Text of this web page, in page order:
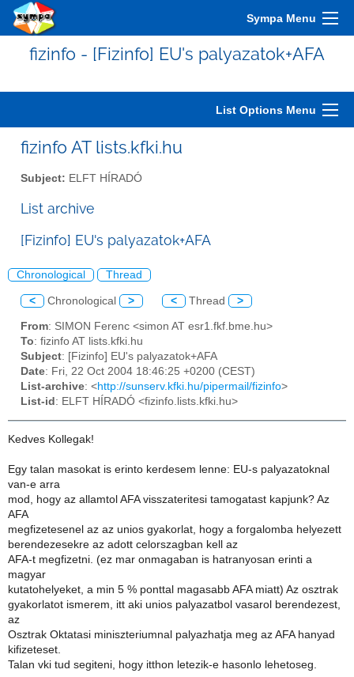
Sympa Menu
fizinfo - [Fizinfo] EU's palyazatok+AFA
List Options Menu
fizinfo AT lists.kfki.hu
Subject: ELFT HÍRADÓ
List archive
[Fizinfo] EU's palyazatok+AFA
Chronological Thread
< Chronological > < Thread >
From: SIMON Ferenc <simon AT esr1.fkf.bme.hu>
To: fizinfo AT lists.kfki.hu
Subject: [Fizinfo] EU's palyazatok+AFA
Date: Fri, 22 Oct 2004 18:46:25 +0200 (CEST)
List-archive: <http://sunserv.kfki.hu/pipermail/fizinfo>
List-id : ELFT HÍRADÓ <fizinfo.lists.kfki.hu>
Kedves Kollegak!
Egy talan masokat is erinto kerdesem lenne: EU-s palyazatoknal
van-e arra
mod, hogy az allamtol AFA visszateritesi tamogatast kapjunk? Az
AFA
megfizetesenel az az unios gyakorlat, hogy a forgalomba helyezett
berendezesekre az adott celorszagban kell az
AFA-t megfizetni. (ez mar onmagaban is hatranyosan erinti a
magyar
kutatohelyeket, a min 5 % ponttal magasabb AFA miatt) Az osztrak
gyakorlatot ismerem, itt aki unios palyazatbol vasarol berendezest,
az
Osztrak Oktatasi miniszteriumnal palyazhatja meg az AFA hanyad
kifizeteset.
Talan vki tud segiteni, hogy itthon letezik-e hasonlo lehetoseg.